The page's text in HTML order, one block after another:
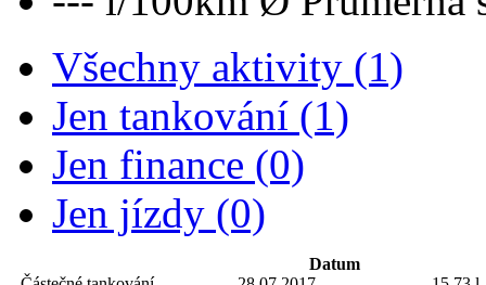
Všechny aktivity (1)
Jen tankování (1)
Jen finance (0)
Jen jízdy (0)
Datum